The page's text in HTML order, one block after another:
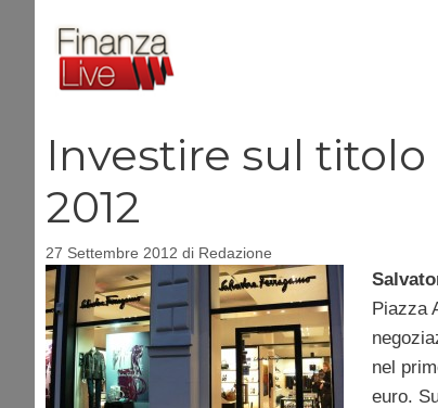
contenuto
Investire sul
2012
27 Settembre 2012 di Redazione
Piazza
nel
euro.